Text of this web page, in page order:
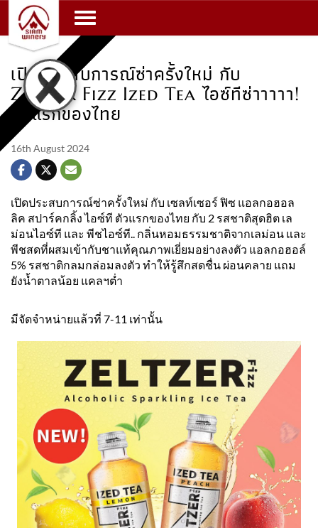
Toggle navigation
เปิดประสบการณ์ซ่าครั้งใหม่ กับ
Zeltzer Fizz Ized Tea ไอซ์ทีซ่าาาาา!
ตัวแรกของไทย
16th August 2024
เปิดประสบการณ์ซ่าครั้งใหม่ กับ เซลท์เซอร์ ฟิซ แอลกอฮอล
ลิค สปาร์คกลิ้ง ไอซ์ที ตัวแรกของไทย กับ 2 รสชาติสุดฮิต เล
ม่อนไอซ์ที และ พีชไอซ์ที.. กลิ่นหอมธรรมชาติจากเลม่อน และ
พีชสดที่ผสมเข้ากับชาแท้คุณภาพเยี่ยมอย่างลงตัว แอลกอฮอล์
5% รสชาติกลมกล่อมลงตัว ทำให้รู้สึกสดชื่น ผ่อนคลาย แถม
ยังน้ำตาลน้อย แคลฯต่ำ
มีจัดจำหน่ายแล้วที่ 7-11 เท่านั้น